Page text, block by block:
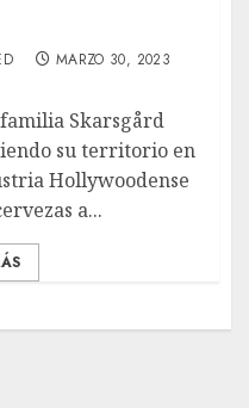
MARZO 30, 2023
Skarsgård
su territorio en
Hollywoodense
a...